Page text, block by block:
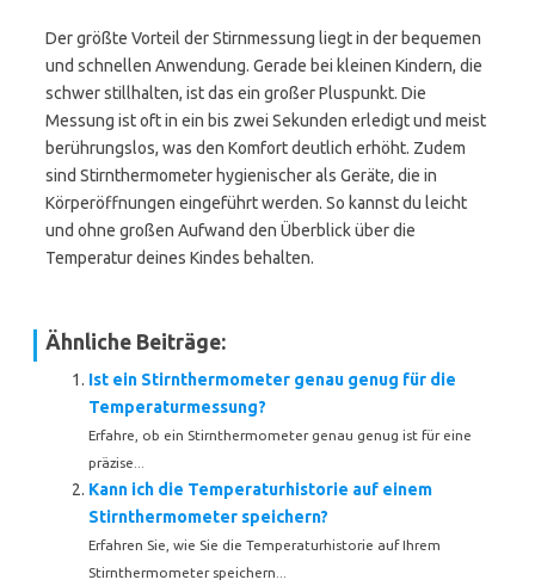
Der größte Vorteil der Stirnmessung liegt in der bequemen
und schnellen Anwendung. Gerade bei kleinen Kindern, die
schwer stillhalten, ist das ein großer Pluspunkt. Die
Messung ist oft in ein bis zwei Sekunden erledigt und meist
berührungslos, was den Komfort deutlich erhöht. Zudem
sind Stirnthermometer hygienischer als Geräte, die in
Körperöffnungen eingeführt werden. So kannst du leicht
und ohne großen Aufwand den Überblick über die
Temperatur deines Kindes behalten.
Ähnliche Beiträge:
Ist ein Stirnthermometer genau genug für die
Temperaturmessung?
Erfahre, ob ein Stirnthermometer genau genug ist für eine
präzise...
Kann ich die Temperaturhistorie auf einem
Stirnthermometer speichern?
Erfahren Sie, wie Sie die Temperaturhistorie auf Ihrem
Stirnthermometer speichern...